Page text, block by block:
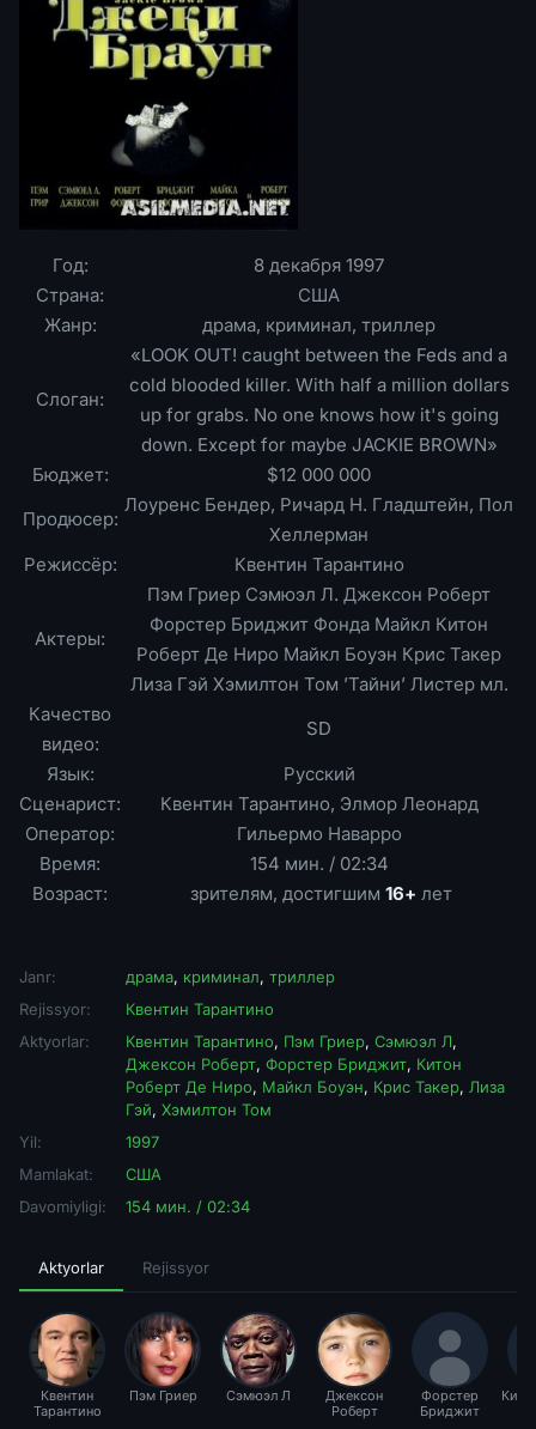
Год:
8 декабря 1997
Страна:
США
Жанр:
драма, криминал, триллер
Слоган:
«LOOK OUT! caught between the Feds and a
cold blooded killer. With half a million dollars
up for grabs. No one knows how it's going
down. Except for maybe JACKIE BROWN»
Бюджет:
$12 000 000
Продюсер:
Лоуренс Бендер, Ричард Н. Гладштейн, Пол
Хеллерман
Режиссёр:
Квентин Тарантино
Актеры:
Пэм Гриер Сэмюэл Л. Джексон Роберт
Форстер Бриджит Фонда Майкл Китон
Роберт Де Ниро Майкл Боуэн Крис Такер
Лиза Гэй Хэмилтон Том ’Тайни’ Листер мл.
Качество
видео:
SD
Язык:
Русский
Сценарист:
Квентин Тарантино, Элмор Леонард
Оператор:
Гильермо Наварро
Время:
154 мин. / 02:34
Возраст:
зрителям, достигшим 16+ лет
Janr: драма, криминал, триллер
Rejissyor:
Квентин Тарантино
Aktyorlar:
Квентин Тарантино, Пэм Гриер, Сэмюэл Л,
Джексон Роберт, Форстер Бриджит, Китон
Роберт Де Ниро, Майкл Боуэн, Крис Такер, Лиза
Гэй, Хэмилтон Том
Yil:
1997
Mamlakat:
США
Davomiyligi:
154 мин. / 02:34
Aktyorlar Rejissyor
Квентин
Тарантино
Пэм Гриер Сэмюэл Л
Джексон
Роберт
Форстер
Бриджит